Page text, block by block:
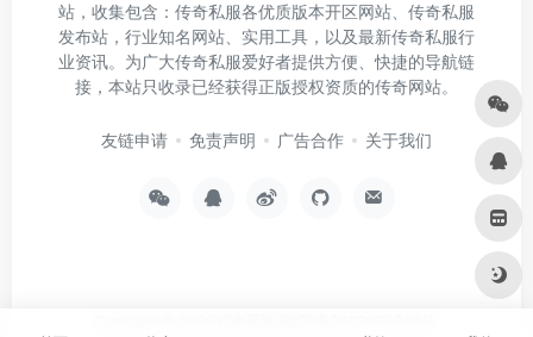
站，收集包含：传奇私服各优质版本开区网站、传奇私服
发布站，行业知名网站、实用工具，以及最新传奇私服行
业资讯。为广大传奇私服爱好者提供方便、快捷的导航链
接，本站只收录已经获得正版授权资质的传奇网站。
友链申请 免责声明 广告合作 关于我们